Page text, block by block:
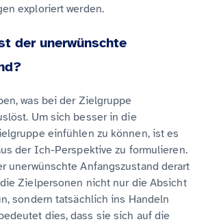
exploriert werden.
der unerwünschte
was bei der Zielgruppe
Um sich besser in die
einfühlen zu können, ist es
der Ich-Perspektive zu formulieren.
unerwünschte Anfangszustand derart
Zielpersonen nicht nur die Absicht
sondern tatsächlich ins Handeln
dies, dass sie sich auf die